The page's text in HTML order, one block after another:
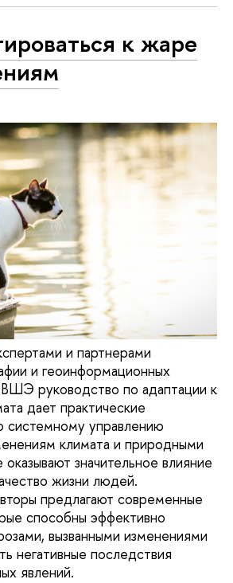
к жаре
и партнерами
и геоинформационных
руководство по адаптации к
дает практические
системному управлению
климата и природными
значительное влияние
жизни людей.
предлагают современные
способны эффективно
вызванными изменениями
негативные последствия
явлений.